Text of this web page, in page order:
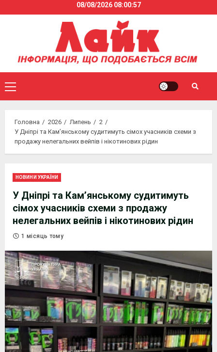
to
08/08/2026 08:00:58
Primary
Menu
Головна 2026 Липень
2
У Дніпрі та Кам’янському судитимуть сімох учасників схеми з
продажу нелегальних вейпів і нікотинових рідин
НОВИНИ УКРАЇНИ
У Дніпрі та Кам’янському судитимуть
сімох учасників схеми з продажу
нелегальних вейпів і нікотинових рідин
1 місяць тому